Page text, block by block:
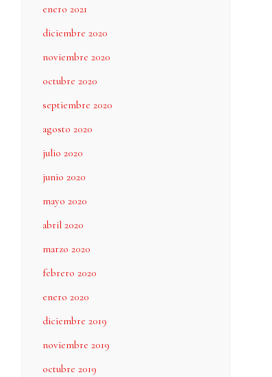
enero 2021
diciembre 2020
noviembre 2020
octubre 2020
septiembre 2020
agosto 2020
julio 2020
junio 2020
mayo 2020
abril 2020
marzo 2020
febrero 2020
enero 2020
diciembre 2019
noviembre 2019
octubre 2019